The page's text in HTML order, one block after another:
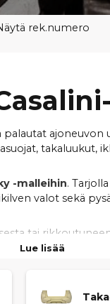
rek.numero
palautat ajoneuvon
takaluukut,
-malleihin.
valot sekä
tai
Lue lisää